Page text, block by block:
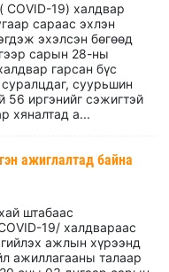
COVID-19) халдвар
сараас эхлэн
эхэлсэн бөгөөд
сарын 28-ны
гарсан бүс
суралцдаг, суурьшин
56 иргэнийг сэжигтэй
хяналтад а...
ажиглалтад байна
штабаас
19/ халдвараас
ажлын хүрээнд
ажиллагааны талаар